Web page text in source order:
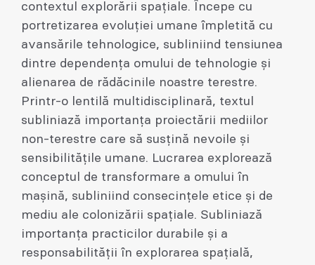
contextul explorării spațiale. Începe cu
portretizarea evoluției umane împletită cu
avansările tehnologice, subliniind tensiunea
dintre dependența omului de tehnologie și
alienarea de rădăcinile noastre terestre.
Printr-o lentilă multidisciplinară, textul
subliniază importanța proiectării mediilor
non-terestre care să susțină nevoile și
sensibilitățile umane. Lucrarea explorează
conceptul de transformare a omului în
mașină, subliniind consecințele etice și de
mediu ale colonizării spațiale. Subliniază
importanța practicilor durabile și a
responsabilității în explorarea spațială,